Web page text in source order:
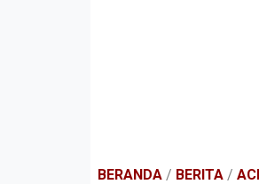
BERANDA / BERITA /